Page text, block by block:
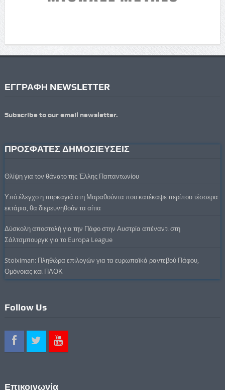
ΕΓΓΡΑΦΗ NEWSLETTER
Subscribe to our email newsletter.
ΠΡΟΣΦΑΤΕΣ ΔΗΜΟΣΙΕΥΣΕΙΣ
Θλίψη για τον θάνατο της Έλλης Παπαντωνίου
Υπό έλεγχο η πυρκαγιά στη Μαραθούντα που κατέκαψε περίπου τέσσερα
εκτάρια, θα διερευνηθούν τα αίτια
Δύσκολη αποστολή για την Πάφο στην Αυστρία απέναντι στη
Σάλτσμπουργκ για το Europa League
Stoiximan: Πληθώρα επιλογών για τα ευρωπαϊκά ραντεβού Πάφου,
Ομόνοιας και ΠΑΟΚ
Follow Us
Επικοινωνία